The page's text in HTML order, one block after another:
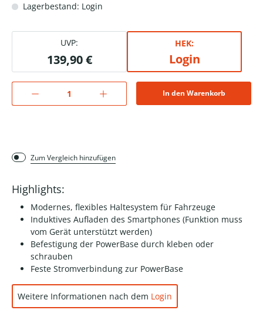
Lagerbestand: Login
UVP:
139,90 €
HEK:
Login
In den Warenkorb
Zum Vergleich hinzufügen
Highlights:
Modernes, flexibles Haltesystem für Fahrzeuge
Induktives Aufladen des Smartphones (Funktion muss
vom Gerät unterstützt werden)
Befestigung der PowerBase durch kleben oder
schrauben
Feste Stromverbindung zur PowerBase
Weitere Informationen nach dem Login